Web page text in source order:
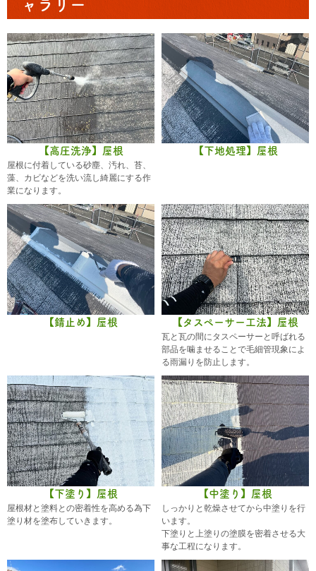
ャラリー
【高圧洗浄】屋根
屋根に付着している砂塵、汚れ、苔、
藻、カビなどを洗い流し綺麗にする作
業になります。
【下地処理】屋根
【錆止め】屋根 【タスペーサー工法】屋根
瓦と瓦の間にタスペーサーと呼ばれる
部品を噛ませることで毛細管現象によ
る雨漏りを防止します。
【下塗り】屋根
屋根材と塗料との密着性を高める為下
塗り材を塗布していきます。
【中塗り】屋根
しっかりと乾燥させてから中塗りを行
います。
下塗りと上塗りの塗膜を密着させる大
事な工程になります。